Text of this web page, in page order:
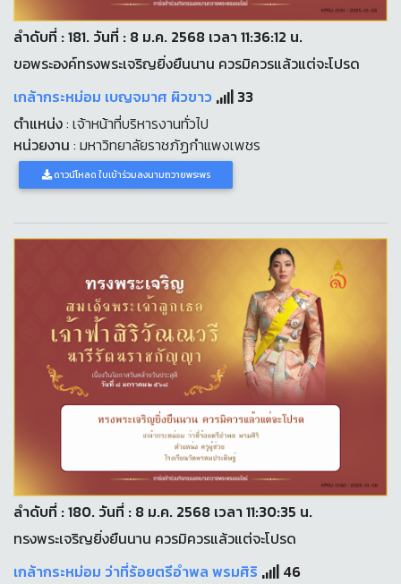
ลำดับที่ : 181. วันที่ : 8 ม.ค. 2568 เวลา 11:36:12 น.
ขอพระองค์ทรงพระเจริญยิ่งยืนนาน ควรมิควรแล้วแต่จะโปรด
เกล้ากระหม่อม เบญจมาศ ผิวขาว
33
ตำแหน่ง: เจ้าหน้าที่บริหารงานทั่วไป
หน่วยงาน : มหาวิทยาลัยราชภัฏกำแพงเพชร
ดาวน์โหลด ใบเข้าร่วมลงนามถวายพระพร
ลำดับที่ : 180. วันที่ : 8 ม.ค. 2568 เวลา 11:30:35 น.
ทรงพระเจริญยิ่งยืนนาน ควรมิควรแล้วแต่จะโปรด
เกล้ากระหม่อม ว่าที่ร้อยตรีอำพล พรมศิริ
46